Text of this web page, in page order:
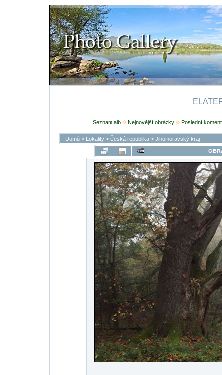
Seznam alb Nejnovější obrázky Poslední
Domů> Lokality> Česká republika> Jihomoravský kraj